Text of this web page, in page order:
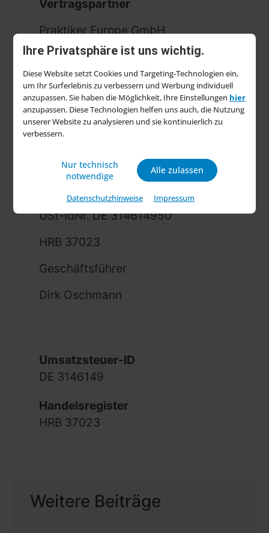
Ihre Privatsphäre ist uns wichtig.
Diese Website setzt Cookies und Targeting-Technologien ein,
um Ihr Surferlebnis zu verbessern und Werbung individuell
anzupassen. Sie haben die Möglichkeit, Ihre Einstellungen hier
anzupassen. Diese Technologien helfen uns auch, die Nutzung
unserer Website zu analysieren und sie kontinuierlich zu
verbessern.
Nur technisch
notwendige
Alle zulassen
Datenschutzhinweise Impressum
Vertragspartner
Praktiker Europe GmbH
Robert-Matzke-Straße 17b
01127 Dresden
Deutschland
Tel.: 0351 - 888 80 456
E-Mail: info@praktiker.de
USt-IdNr. DE 314614950
HRB 37023
Geschäftsführer
Dirk Oschmann
Umsatzsteuer-ID
DE 3146149
Handelsregister
HRB 37023
Weitere Beiträge